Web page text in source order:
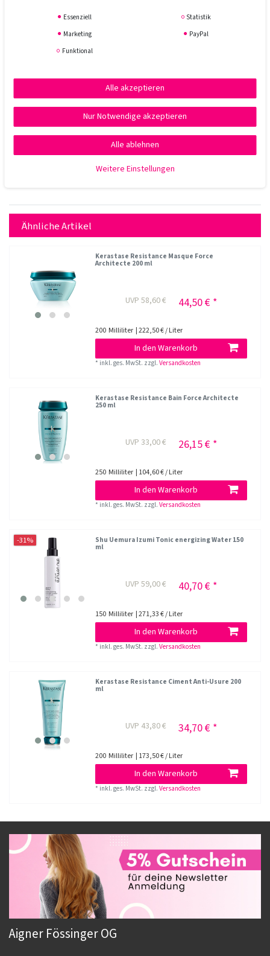
Ähnliche Artikel
Kerastase Resistance Masque Force
Architecte 200 ml
UVP 58,60 € 44,50 € *
200 Milliliter | 222,50 € / Liter
In den Warenkorb
* inkl. ges. MwSt. zzgl.Versandkosten
Kerastase Resistance Bain Force Architecte
250 ml
UVP 33,00 € 26,15 € *
250 Milliliter | 104,60 € / Liter
In den Warenkorb
* inkl. ges. MwSt. zzgl.Versandkosten
-31%
Shu Uemura Izumi Tonic energizing Water 150
ml
UVP 59,00 € 40,70 € *
150 Milliliter | 271,33 € / Liter
In den Warenkorb
* inkl. ges. MwSt. zzgl.Versandkosten
Kerastase Resistance Ciment Anti-Usure 200
ml
UVP 43,80 € 34,70 € *
200 Milliliter | 173,50 € / Liter
In den Warenkorb
* inkl. ges. MwSt. zzgl.Versandkosten
Aigner Fössinger OG
Essenziell
Statistik
Marketing
PayPal
Funktional
Alle akzeptieren
Nur Notwendige akzeptieren
Alle ablehnen
Weitere Einstellungen